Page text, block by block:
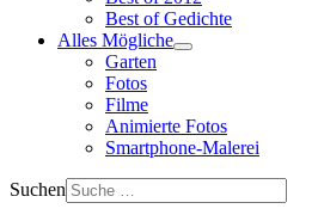
Best of Gedichte
Alles Mögliche
Garten
Fotos
Filme
Animierte Fotos
Smartphone-Malerei
Suchen